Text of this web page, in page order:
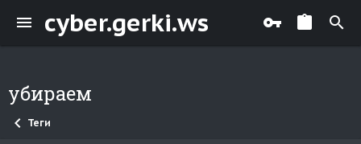
cyber.gerki.ws
убираем
Теги